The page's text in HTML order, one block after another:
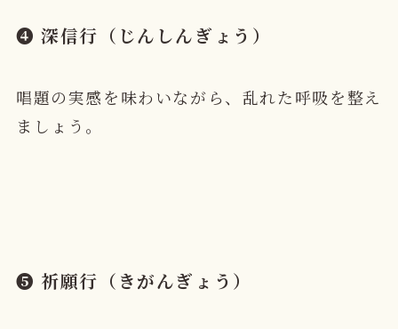
➍ 深信行（じんしんぎょう）
唱題の実感を味わいながら、乱れた呼吸を整え
ましょう。
❺ 祈願行（きがんぎょう）